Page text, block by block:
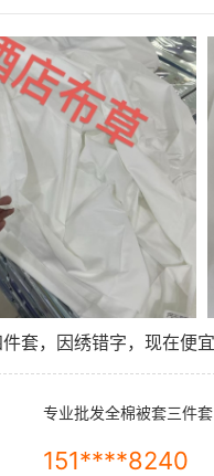
件套，因绣错字，现在
专业批发全棉被套三件套
151****8240